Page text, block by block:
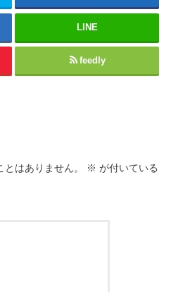
LINE
feedly
はありません。 ※ が付いている